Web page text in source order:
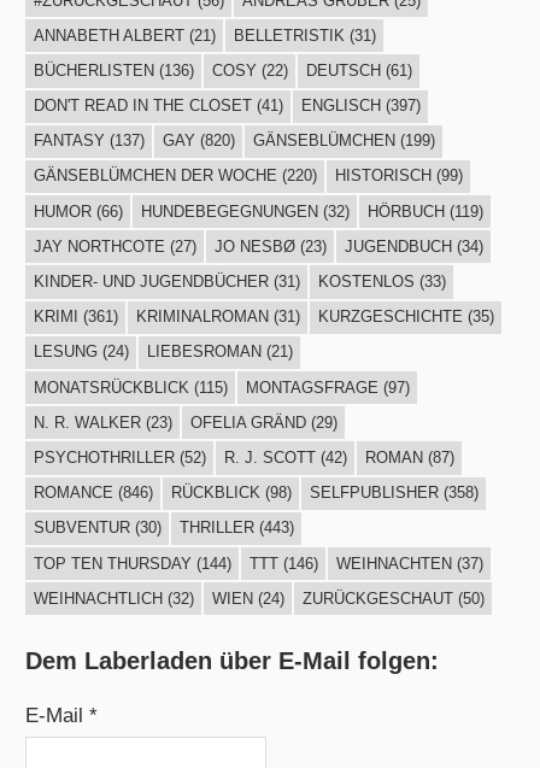
ANNABETH ALBERT(21) BELLETRISTIK (31)
BÜCHERLISTEN (136) COSY (22) DEUTSCH (61)
DON'T READ IN THE CLOSET(41) ENGLISCH (397)
FANTASY (137) GAY (820) GÄNSEBLÜMCHEN (199)
GÄNSEBLÜMCHEN DER WOCHE (220) HISTORISCH (99)
HUMOR(66) HUNDEBEGEGNUNGEN(32) HÖRBUCH(119)
JAY NORTHCOTE (27) JO NESBØ(23) JUGENDBUCH (34)
KINDER- UND JUGENDBÜCHER(31) KOSTENLOS (33)
KRIMI
(361) KRIMINALROMAN (31) KURZGESCHICHTE (35)
LESUNG(24) LIEBESROMAN (21)
MONATSRÜCKBLICK (115) MONTAGSFRAGE (97)
N. R. WALKER(23) OFELIA GRÄND(29)
PSYCHOTHRILLER(52) R. J. SCOTT(42) ROMAN (87)
ROMANCE (846) RÜCKBLICK(98) SELFPUBLISHER(358)
SUBVENTUR(30) THRILLER(443)
TOP TEN THURSDAY (144) TTT(146) WEIHNACHTEN(37)
WEIHNACHTLICH(32) WIEN(24) ZURÜCKGESCHAUT(50)
Dem Laberladen über E-Mail folgen:
E-Mail *